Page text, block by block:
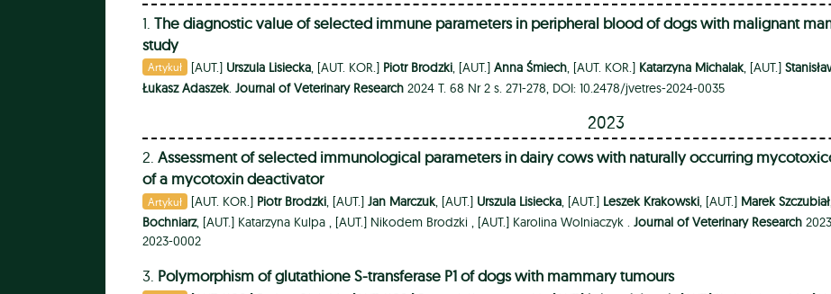
1. The diagnostic value of selected immune parameters in peripheral blood of dogs with malignant
study
Artykuł [AUT.] Urszula Lisiecka , [AUT. KOR.] Piotr Brodzki , [AUT.]Anna Śmiech , [AUT. KOR.] Katarzyna Michalak , [AUT.]
Łukasz Adaszek. Journal of Veterinary Research 2024 T. 68 Nr 2 s. 271-278, DOI: 10.2478/jvetres-2024-0035
2023
2. Assessment of selected immunological parameters in dairy cows with naturally occurring
of a mycotoxin deactivator
Artykuł [AUT. KOR.] Piotr Brodzki , [AUT.]Jan Marczuk , [AUT.] Urszula Lisiecka , [AUT.] Leszek Krakowski , [AUT.] Marek Szczubiał
Bochniarz, [AUT.] Katarzyna Kulpa , [AUT.] Nikodem Brodzki , [AUT.] Karolina Wolniaczyk . Journal of Veterinary Research
2023-0002
3. Polymorphism of glutathione S-transferase P1 of dogs with mammary tumours